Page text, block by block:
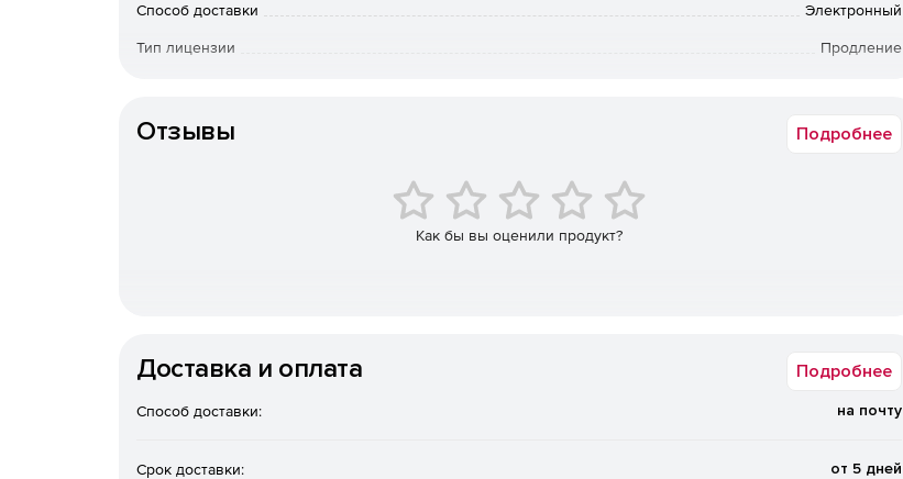
Фильтровать нежелательную почту.
Фильтровать вложения в сообщениях.
Способ доставки Электронный
Тип лицензии Продление
Отзывы Подробнее
Как бы вы оценили продукт?
Доставка и оплата Подробнее
Способ доставки: на почту
Срок доставки: от 5 дней